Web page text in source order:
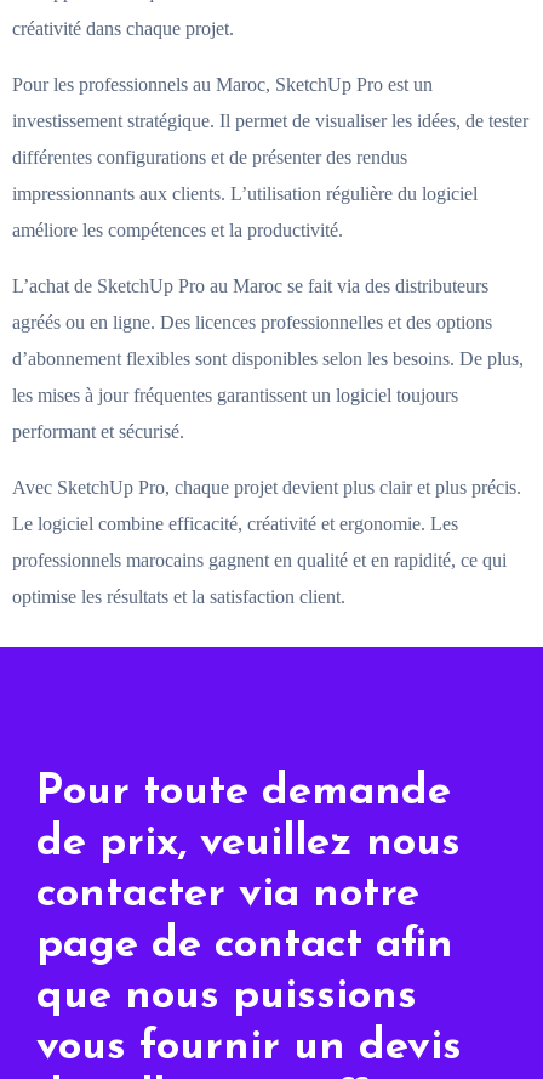
créativité dans chaque projet.
Pour les professionnels au Maroc, SketchUp Pro est un
investissement stratégique. Il permet de visualiser les idées, de tester
différentes configurations et de présenter des rendus
impressionnants aux clients. L’utilisation régulière du logiciel
améliore les compétences et la productivité.
L’achat de SketchUp Pro au Maroc se fait via des distributeurs
agréés ou en ligne. Des licences professionnelles et des options
d’abonnement flexibles sont disponibles selon les besoins. De plus,
les mises à jour fréquentes garantissent un logiciel toujours
performant et sécurisé.
Avec SketchUp Pro, chaque projet devient plus clair et plus précis.
Le logiciel combine efficacité, créativité et ergonomie. Les
professionnels marocains gagnent en qualité et en rapidité, ce qui
optimise les résultats et la satisfaction client.
Pour toute demande
de prix, veuillez nous
contacter via notre
page de contact afin
que nous puissions
vous fournir un devis